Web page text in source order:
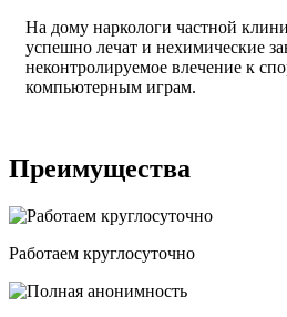
На дому наркологи частной
успешно лечат и нехимические
неконтролируемое влечение к
компьютерным играм.
Преимущества
Работаем круглосуточно